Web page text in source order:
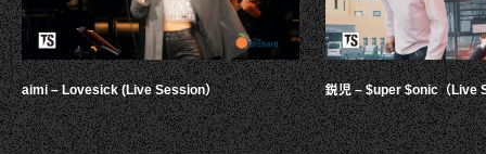
aimi – Lovesick (Live Session） 鋭児 – $uper $onic（Live